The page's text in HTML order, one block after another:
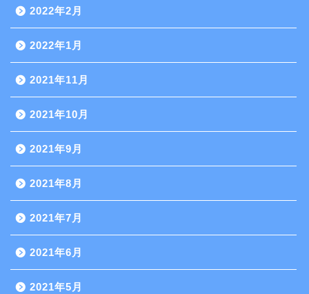
2022年2月
2022年1月
2021年11月
2021年10月
2021年9月
2021年8月
2021年7月
2021年6月
2021年5月